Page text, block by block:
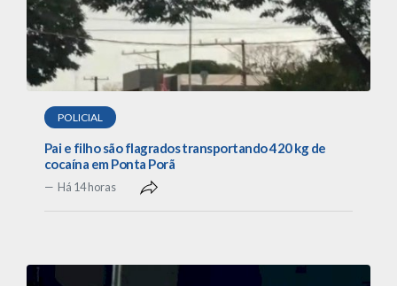
POLICIAL
Pai e filho são flagrados transportando 420 kg de
cocaína em Ponta Porã
Há 14 horas